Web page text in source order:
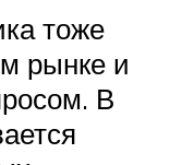
тоже
рынке и
В